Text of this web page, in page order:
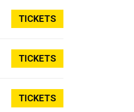
TICKETS
TICKETS
TICKETS